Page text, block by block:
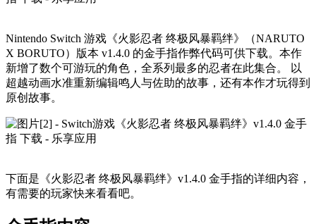
Nintendo Switch 游戏《火影忍者 终极风暴羁绊》（NARUTO
X BORUTO）版本 v1.4.0 的金手指作弊代码可供下载。本作
新增了数个可游玩的角色，全系列最多的忍者在此集合。 以
超越动画水准重新编辑鸣人与佐助的故事，还有本作才玩得到
原创故事。
下面是《火影忍者 终极风暴羁绊》v1.4.0 金手指的详细内容，
有需要的玩家快来看看吧。